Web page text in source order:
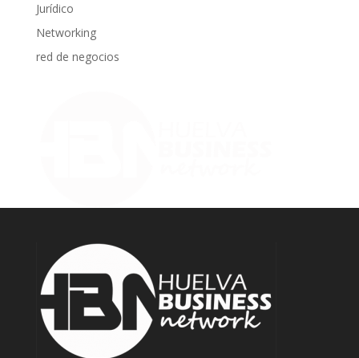
Jurídico
Networking
red de negocios